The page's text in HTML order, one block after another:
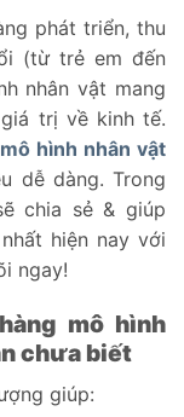
phát triển, thu
(từ trẻ em đến
nhân vật mang
trị về kinh tế.
hình nhân vật
dễ dàng. Trong
chia sẻ & giúp
hiện nay với
ngay!
mô hình
chưa biết
giúp: